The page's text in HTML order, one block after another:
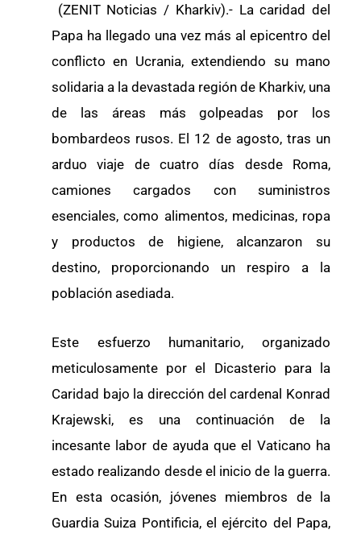
(ZENIT Noticias / Kharkiv).- La caridad del
Papa ha llegado una vez más al epicentro del
conflicto en Ucrania, extendiendo su mano
solidaria a la devastada región de Kharkiv, una
de las áreas más golpeadas por los
bombardeos rusos. El 12 de agosto, tras un
arduo viaje de cuatro días desde Roma,
camiones cargados con suministros
esenciales, como alimentos, medicinas, ropa
y productos de higiene, alcanzaron su
destino, proporcionando un respiro a la
población asediada.
Este esfuerzo humanitario, organizado
meticulosamente por el Dicasterio para la
Caridad bajo la dirección del cardenal Konrad
Krajewski, es una continuación de la
incesante labor de ayuda que el Vaticano ha
estado realizando desde el inicio de la guerra.
En esta ocasión, jóvenes miembros de la
Guardia Suiza Pontificia, el ejército del Papa,